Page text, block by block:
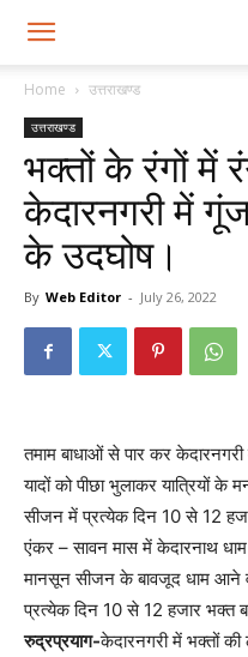
Home उत्तराखण्ड
उत्तराखण्ड
भक्तों के रंगों में
केदारनगरी में
के उदघोष।
By Web Editor - July 26, 2022
तमाम बाधाओं से पार कर
यादों को पीछा भुलाकर यात्रियों के
सीजन में प्रत्येक दिन 10 से 12
एंकर – सावन मास में केदारनाथ
मानसून सीजन के बावजूद धाम आने
प्रत्येक दिन 10 से 12 हजार भक्त
रुद्रप्रयाग-केदारनगरी में भक्तों